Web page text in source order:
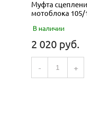
Муфта
мотоблока 105/
В наличии
2 020 руб.
- +